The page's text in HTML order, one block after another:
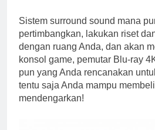
Sistem surround sound mana
pertimbangkan, lakukan riset
dengan ruang Anda, dan akan
konsol game, pemutar Blu-ray
pun yang Anda rencanakan
tentu saja Anda mampu
mendengarkan!